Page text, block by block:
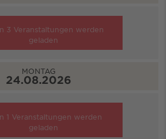
3 Veranstaltungen werden
geladen
MONTAG
24.08.2026
1 Veranstaltungen werden
geladen